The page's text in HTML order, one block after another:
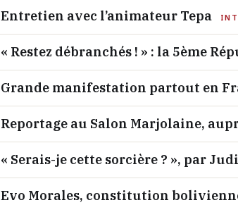
Entretien avec l’animateur Tepa
« Restez débranchés ! » : la 5ème
Grande manifestation partout en
Reportage au Salon Marjolaine,
« Serais-je cette sorcière ? », par
Evo Morales, constitution